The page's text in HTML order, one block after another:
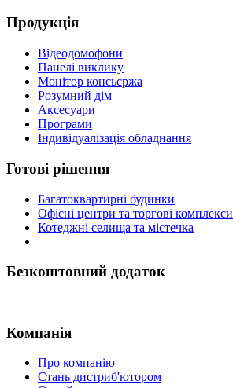
Продукція
Відеодомофони
Панелі виклику
Монітор консьєржа
Розумний дім
Аксесуари
Програми
Індивідуалізація обладнання
Готові рішення
Багатоквартирні будинки
Офісні центри та торгові комплекси
Котеджні селища та містечка
Безкоштовний додаток
Компанія
Про компанію
Стань дистриб'ютором